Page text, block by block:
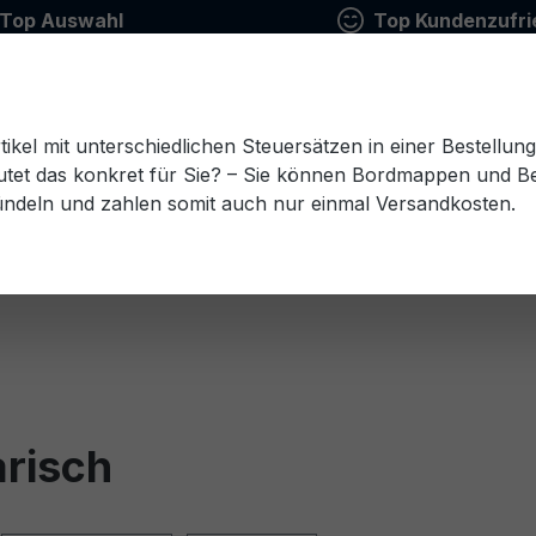
Top Auswahl Top
Estnisch Finnisch Französisch Griechisch
mit unterschiedlichen Steuersätzen in einer
das konkret für Sie? – Sie können Bordmappen und
und zahlen somit auch nur einmal Versandkosten.